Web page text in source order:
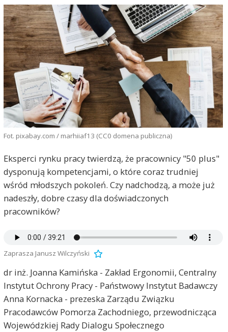
Fot. pixabay.com / marhiiaf13 (CC0 domena publiczna)
Eksperci rynku pracy twierdzą, że pracownicy "50 plus"
dysponują kompetencjami, o które coraz trudniej
wśród młodszych pokoleń. Czy nadchodzą, a może już
nadeszły, dobre czasy dla doświadczonych
pracowników?
Zaprasza Janusz Wilczyński
dr inż. Joanna Kamińska - Zakład Ergonomii, Centralny
Instytut Ochrony Pracy - Państwowy Instytut Badawczy
Anna Kornacka - prezeska Zarządu Związku
Pracodawców Pomorza Zachodniego, przewodnicząca
Wojewódzkiej Rady Dialogu Społecznego